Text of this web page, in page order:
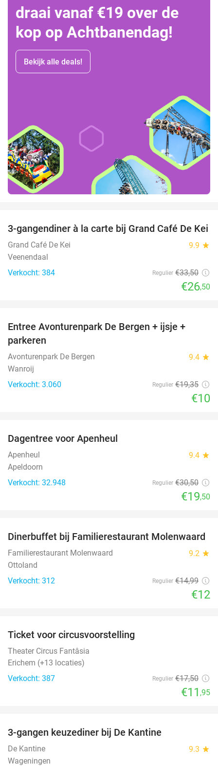
draai vanaf €19 over de
kop op Achtbanendag!
Bekijk alle deals!
21%
3-gangendiner à la carte bij Grand Café De Kei
Grand Café De Kei 9.9 star
Veenendaal
Verkocht: 384
Regulier €33,50
€26,50
Entree Avonturenpark De Bergen + ijsje +
parkeren
Avonturenpark De Bergen 9.4 star
Wanroij
Verkocht: 3.060
Regulier €19,35
€10
Dagentree voor Apenheul
Apenheul 9.4 star
Apeldoorn
Verkocht: 32.948
Regulier €30,50
€19,50
20%
Dinerbuffet bij Familierestaurant Molenwaard
Familierestaurant Molenwaard 9.2 star
Ottoland
Verkocht: 312
Regulier €14,99
€12
Ticket voor circusvoorstelling
Theater Circus Fantâsia
Erichem (+13 locaties)
Verkocht: 387
Regulier €17,50
€11 ,95
3-gangen keuzediner bij De Kantine
De Kantine 9.3 star
Wageningen